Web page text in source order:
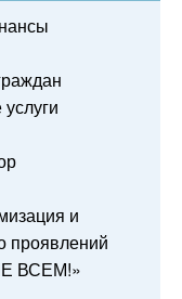
и
проявлений
ВСЕМ!»